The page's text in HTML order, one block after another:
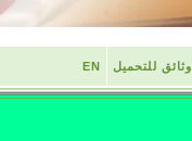
وثائق للتحميل EN